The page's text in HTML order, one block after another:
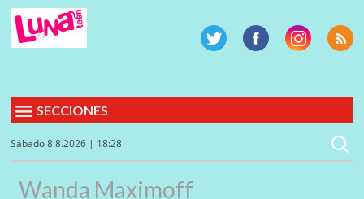
SECCIONES
Sábado 8.8.2026 | 18:28
Wanda Maximoff